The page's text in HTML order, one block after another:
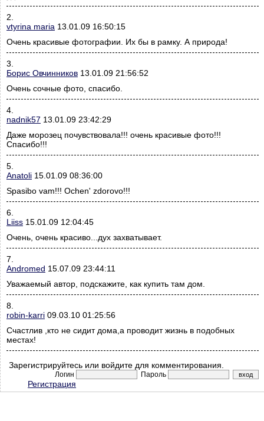
2.
vtyrina maria 13.01.09 16:50:15
Очень красивые фотографии. Их бы в рамку. А природа!
3.
Борис Овчинников 13.01.09 21:56:52
Очень сочные фото, спасибо.
4.
nadnik57 13.01.09 23:42:29
Даже морозец почувствовала!!! очень красивые фото!!!
Спасибо!!!
5.
Anatoli 15.01.09 08:36:00
Spasibo vam!!! Ochen' zdorovo!!!
6.
Liiss 15.01.09 12:04:45
Очень, очень красиво...дух захватывает.
7.
Andromed 15.07.09 23:44:11
Уважаемый автор, подскажите, как купить там дом.
8.
robin-karri 09.03.10 01:25:56
Счастлив ,кто не сидит дома,а проводит жизнь в подобных
местах!
Зарегистрируйтесь или войдите для комментирования.
Логин Пароль
Регистрация